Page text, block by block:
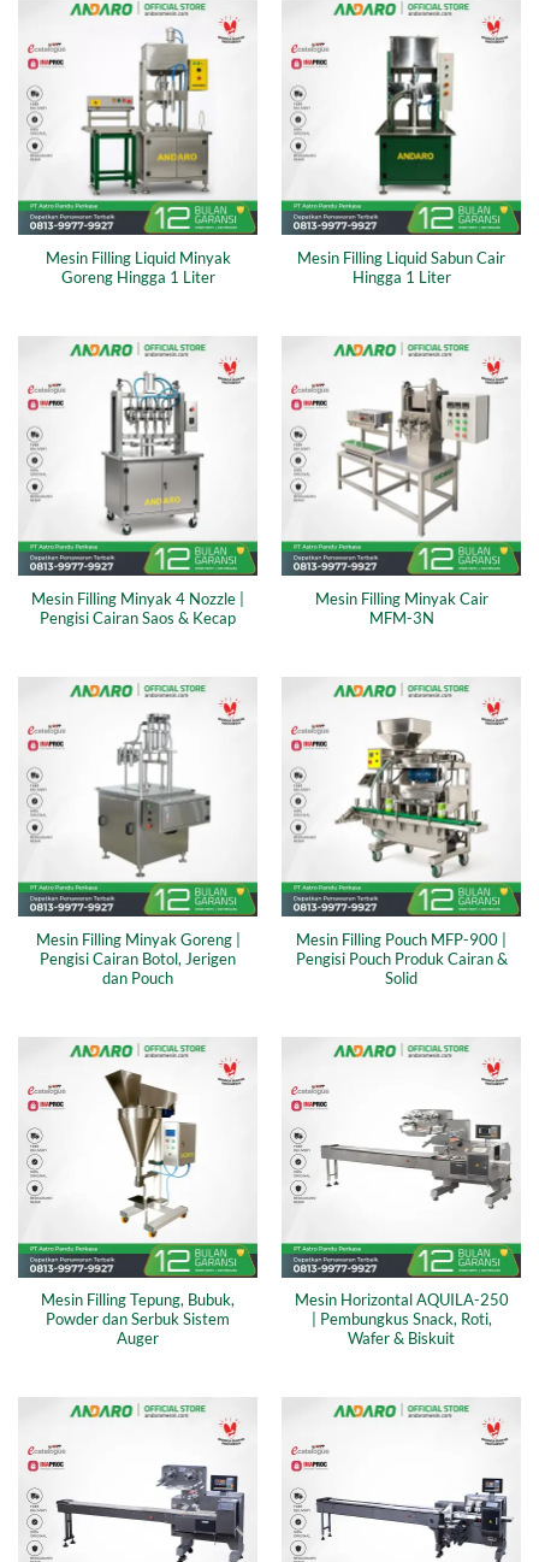
Mesin Filling Liquid Minyak
Goreng Hingga 1 Liter
Mesin Filling Liquid Sabun Cair
Hingga 1 Liter
Mesin Filling Minyak 4 Nozzle |
Pengisi Cairan Saos & Kecap
Mesin Filling Minyak Cair
MFM-3N
Mesin Filling Minyak Goreng |
Pengisi Cairan Botol, Jerigen
dan Pouch
Mesin Filling Pouch MFP-900 |
Pengisi Pouch Produk Cairan &
Solid
Mesin Filling Tepung, Bubuk,
Powder dan Serbuk Sistem
Auger
Mesin Horizontal AQUILA-250
| Pembungkus Snack, Roti,
Wafer & Biskuit